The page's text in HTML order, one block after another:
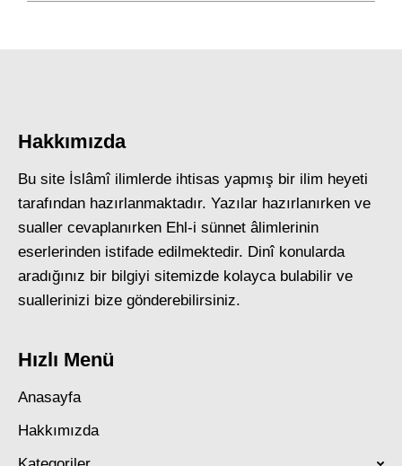
Hakkımızda
Bu site İslâmî ilimlerde ihtisas yapmış bir ilim heyeti
tarafından hazırlanmaktadır. Yazılar hazırlanırken ve
sualler cevaplanırken Ehl-i sünnet âlimlerinin
eserlerinden istifade edilmektedir. Dinî konularda
aradığınız bir bilgiyi sitemizde kolayca bulabilir ve
suallerinizi bize gönderebilirsiniz.
Hızlı Menü
Anasayfa
Hakkımızda